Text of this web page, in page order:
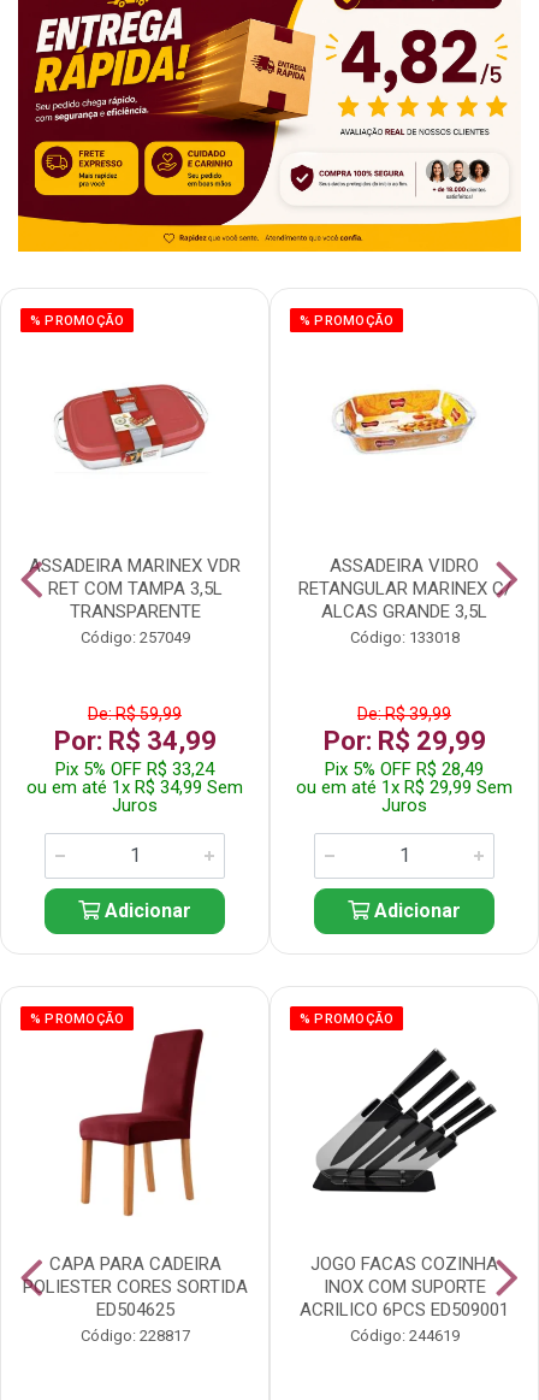
% PROMOÇÃO
ASSADEIRA MARINEX VDR
RET COM TAMPA 3,5L
TRANSPARENTE
Código: 257049
De: R$ 59,99
Por: R$ 34,99
Pix 5% OFF R$ 33,24
ou em até 1x R$ 34,99 Sem
Juros
Adicionar
% PROMOÇÃO
ASSADEIRA VIDRO
RETANGULAR MARINEX C/
ALCAS GRANDE 3,5L
Código: 133018
De: R$ 39,99
Por: R$ 29,99
Pix 5% OFF R$ 28,49
ou em até 1x R$ 29,99 Sem
Juros
Adicionar
% PROMOÇÃO
CAPA PARA CADEIRA
POLIESTER CORES SORTIDA
ED504625
Código: 228817
% PROMOÇÃO
JOGO FACAS COZINHA
INOX COM SUPORTE
ACRILICO 6PCS ED509001
Código: 244619